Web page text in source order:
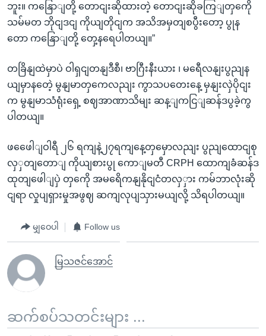
ဘူး။ ကနြောျတို့ တောငျးဆိုထားတဲ့ တောငျးဆိုခကြျတှကေို
သမ်မတ ဘိုငျဒငျ ကိုယျတိုငျက အသိအမှတျစပွီးတော့ ပွုန
တော ကနြောျတို့ တှေ့နရေပါတယျ။”
တခြိနျထဲမှာပဲ ဝါရှငျတနျဒီစီ၊ ဗာဂြီးနီးယား ၊ မရေီလနျးပွညျန
ယျမှာနတေဲ့ မွနျမာတှကေလညျး ကွာသပတေးနေ့ မှနျးလှဲပိုငျး
က မွနျမာသံရုံးရှေ့ စဈအာဏာသိမျး ဆန့ျကငြျဆန်ဒပွခဲ့ကွ
ပါတယျ။
ဖဖေေါျဝါရီ ၂၆ ရကျနဲ့၂၇ရကျနေ့တှမှောလညျး ပွညျထောငျစု
လှှတျတောျ ကိုယျစားပွု ကောျမတီ CRPH ထောကျခံဆန်ဒ
ထုတျဖေါျပှဲ တှကေို အမရေိကနျနိုငျငံတလှှား ကမ်ဘာလုံးဆို
ငျရာ လှုပျရှားမှုအဖွဈ ဆကျလုပျသှားမယျလို့ သိရပါတယျ။
မျှဝေပါ Follow us
မြသဇင်အောင်
ဆက်စပ်သတင်းများ ...